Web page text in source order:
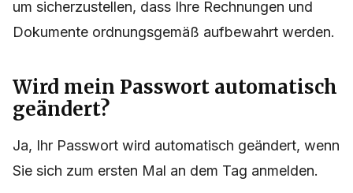
um sicherzustellen, dass Ihre Rechnungen und
Dokumente ordnungsgemäß aufbewahrt werden.
Wird mein Passwort automatisch
geändert?
Ja, Ihr Passwort wird automatisch geändert, wenn
Sie sich zum ersten Mal an dem Tag anmelden.